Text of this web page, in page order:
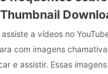
a vídeos no
com imagens
e assistir. Essas